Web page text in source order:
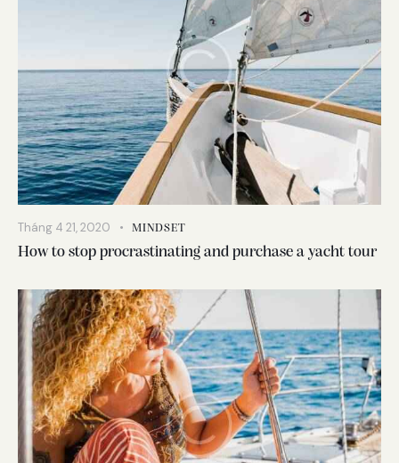
Tháng 4 21, 2020 MINDSET
How to stop procrastinating and purchase a yacht tour